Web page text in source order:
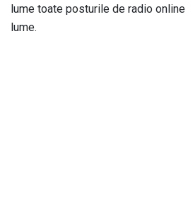
lume toate posturile de radio
lume.